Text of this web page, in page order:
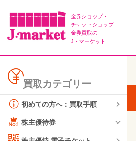
金券ショップ・
チケットショップ
金券買取の
J・マーケット
買取カテゴリー
初めての方へ：買取手順
株主優待券